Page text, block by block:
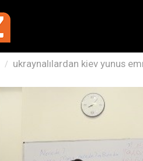
ukraynalılardan kiev yunus